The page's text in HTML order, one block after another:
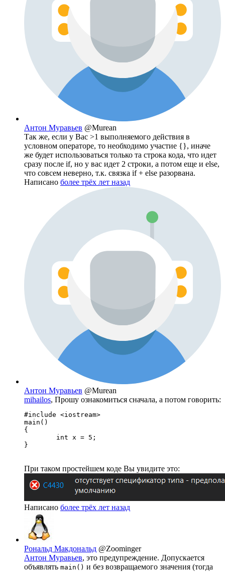
Антон Муравьев @Murean
Так же, если у Вас >1 выполняемого действия в
условном операторе, то необходимо участие {}, иначе
же будет использоваться только та строка кода, что идет
сразу после if, но у вас идет 2 строки, а потом еще и else,
что совсем неверно, т.к. связка if + else разорвана.
Написано более трёх лет назад
Антон Муравьев @Murean
mihailos, Прошу ознакомиться сначала, а потом говорить:
#include <iostream>
main()
{
}
При таком простейшем коде Вы увидите это:
Написано более трёх лет назад
Рональд Макдональд @Zoominger
Антон Муравьев, это предупреждение. Допускается
объявлять main() и без возвращаемого значения (тогда